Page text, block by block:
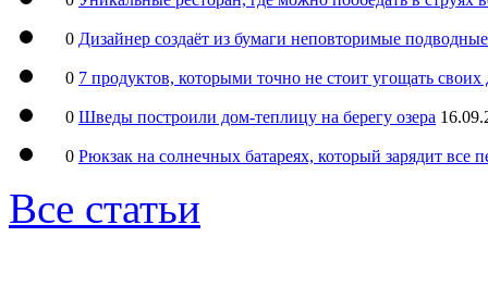
0 Дизайнер создаёт из бумаги неповторимые
0 7 продуктов, которыми точно не стоит угощать
0 Шведы построили дом-теплицу на берегу озера
0 Рюкзак на солнечных батареях, который зарядит все
Все статьи